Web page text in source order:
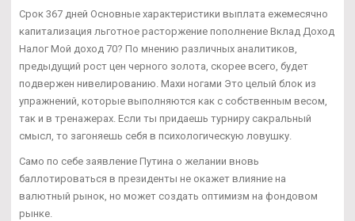
Срок 367 дней Основные характеристики выплата ежемесячно
капитализация льготное расторжение пополнение Вклад Доход
Налог Мой доход 70? По мнению различных аналитиков,
предыдущий рост цен черного золота, скорее всего, будет
подвержен нивелированию. Махи ногами Это целый блок из
упражнений, которые выполняются как с собственным весом,
так и в тренажерах. Если ты придаешь турниру сакральный
смысл, то загоняешь себя в психологическую ловушку.
Само по себе заявление Путина о желании вновь
баллотироваться в президенты не окажет влияние на
валютный рынок, но может создать оптимизм на фондовом
рынке.